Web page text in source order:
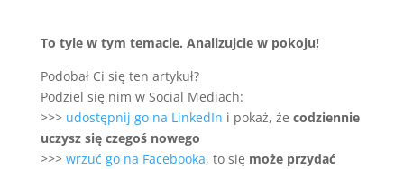
To tyle w tym temacie. Analizujcie w pokoju!
Podobał Ci się ten artykuł?
Podziel się nim w Social Mediach:
>>> udostępnij go na LinkedIn i pokaż, że codziennie
uczysz się czegoś nowego
>>> wrzuć go na Facebooka, to się może przydać